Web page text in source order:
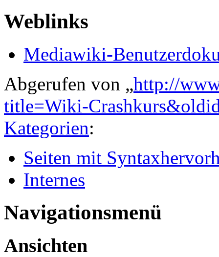
Weblinks
Mediawiki-
Abgerufen von „http://
title=Wiki-
Kategorien:
Seiten mit
Internes
Navigationsmenü
Ansichten